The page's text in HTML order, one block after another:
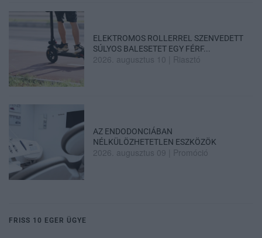
ELEKTROMOS ROLLERREL SZENVEDETT
SÚLYOS BALESETET EGY FÉRF...
2026. augusztus 10 Riasztó
AZ ENDODONCIÁBAN
NÉLKÜLÖZHETETLEN ESZKÖZÖK
2026. augusztus 09 Promóció
FRISS 10 EGER ÜGYE